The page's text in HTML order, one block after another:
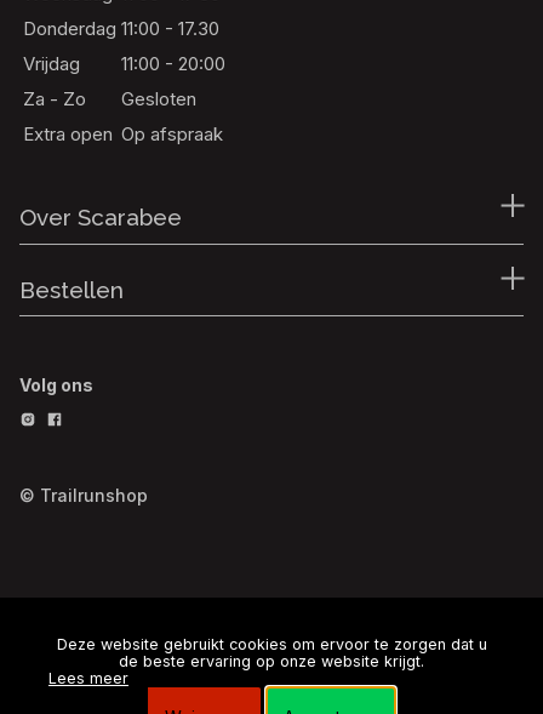
Donderdag 11:00 - 17.30
Vrijdag
11:00 - 20:00
Za - Zo
Gesloten
Extra open Op afspraak
Over Scarabee
Bestellen
Volg ons
© Trailrunshop
Deze website gebruikt cookies om ervoor te zorgen dat u
de beste ervaring op onze website krijgt.
Lees meer